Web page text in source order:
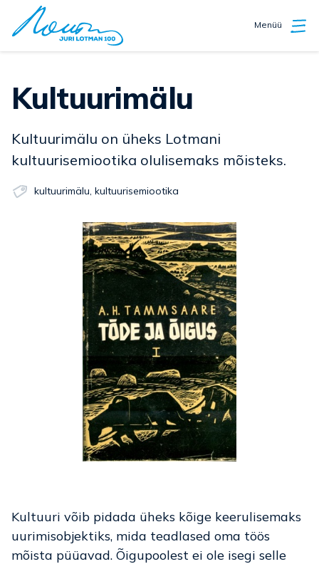
Menüü
Kultuurimälu
Kultuurimälu on üheks Lotmani
kultuurisemiootika olulisemaks mõisteks.
kultuurimälu, kultuurisemiootika
Kultuuri võib pidada üheks kõige keerulisemaks
uurimisobjektiks, mida teadlased oma töös
mõista püüavad. Õigupoolest ei ole isegi selle